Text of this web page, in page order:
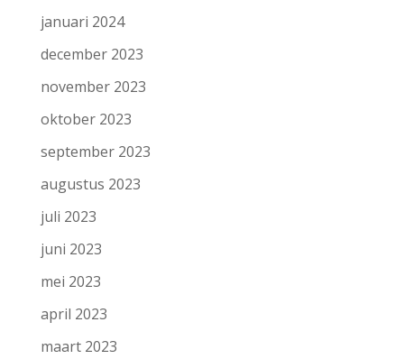
januari 2024
december 2023
november 2023
oktober 2023
september 2023
augustus 2023
juli 2023
juni 2023
mei 2023
april 2023
maart 2023